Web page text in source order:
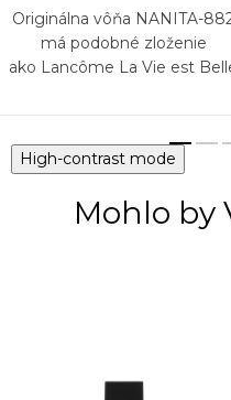
Originálna vôňa NANITA-
má podobné zloženie
ako Lancôme La Vie est
High-contrast mode
Mohlo by